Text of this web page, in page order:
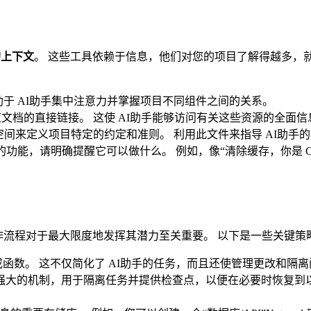
下文。 这些工具依赖于信息，他们对您的项目了解得越多
AI助手集中注意力并掌握项目不同组件之间的关系。
档的直接链接。 这使 AI助手能够访问有关这些资源的全面信
间来定义项目特定的约定和准则。 利用此文件来指导 AI助手
能，请明确提醒它可以做什么。 例如，像“清除缓存，你是
程对于最大限度地发挥其潜力至关重要。 以下是一些关键策
数。 这不仅简化了 AI助手的任务，而且还使管理更改和隔
大的机制，用于隔离任务并提供检查点，以便在必要时恢复